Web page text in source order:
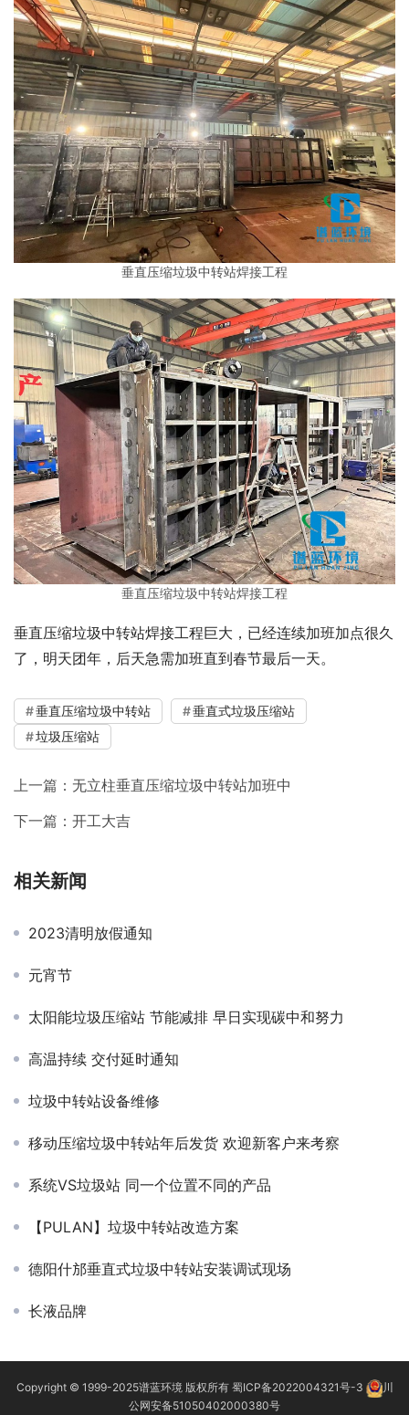
垂直压缩垃圾中转站焊接工程
垂直压缩垃圾中转站焊接工程
垂直压缩垃圾中转站焊接工程巨大，已经连续加班加点很久
了，明天团年，后天急需加班直到春节最后一天。
垂直压缩垃圾中转站
垂直式垃圾压缩站
垃圾压缩站
上一篇： 无立柱垂直压缩垃圾中转站加班中
下一篇： 开工大吉
相关新闻
2023清明放假通知
元宵节
太阳能垃圾压缩站 节能减排 早日实现碳中和努力
高温持续 交付延时通知
垃圾中转站设备维修
移动压缩垃圾中转站年后发货 欢迎新客户来考察
系统VS垃圾站 同一个位置不同的产品
【PULAN】垃圾中转站改造方案
德阳什邡垂直式垃圾中转站安装调试现场
长液品牌
Copyright © 1999-2025谱蓝环境版权所有 蜀ICP备2022004321号-3
川
公网安备51050402000380号